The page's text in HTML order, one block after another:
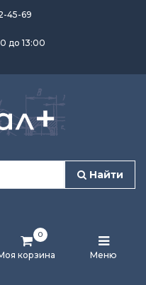
45-69
до 13:00
Найти
корзина
0
Меню